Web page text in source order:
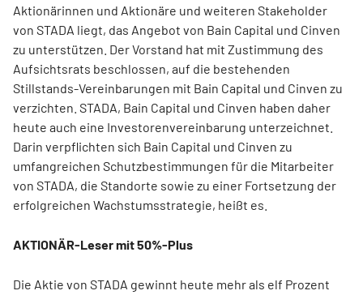
Aktionärinnen und Aktionäre und weiteren Stakeholder
von STADA liegt, das Angebot von Bain Capital und Cinven
zu unterstützen. Der Vorstand hat mit Zustimmung des
Aufsichtsrats beschlossen, auf die bestehenden
Stillstands-Vereinbarungen mit Bain Capital und Cinven zu
verzichten. STADA, Bain Capital und Cinven haben daher
heute auch eine Investorenvereinbarung unterzeichnet.
Darin verpflichten sich Bain Capital und Cinven zu
umfangreichen Schutzbestimmungen für die Mitarbeiter
von STADA, die Standorte sowie zu einer Fortsetzung der
erfolgreichen Wachstumsstrategie, heißt es.
AKTIONÄR-Leser mit 50%-Plus
Die Aktie von STADA gewinnt heute mehr als elf Prozent